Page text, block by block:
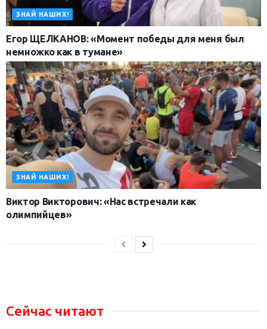
ЗНАЙ НАШИХ!
Егор ЩЕЛКАНОВ: «Момент победы для меня был
немножко как в тумане»
ЗНАЙ НАШИХ!
Виктор Викторович: «Нас встречали как
олимпийцев»
Сейчас читают